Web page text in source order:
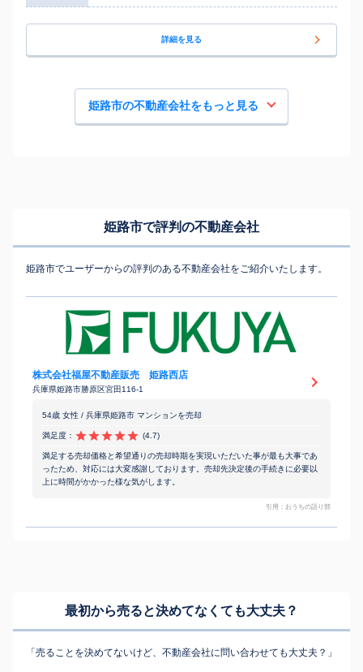
詳細を見る
姫路市の不動産会社をもっと見る
姫路市で評判の不動産会社
姫路市でユーザーからの評判のある不動産会社をご紹介いたします。
株式会社福屋不動産販売 姫路西店
兵庫県姫路市勝原区宮田116-1
54歳 女性 / 兵庫県姫路市 マンションを売却
満足度： (4.7)
満足する売却価格と希望通りの売却時期を実現いただいた事が最も大事であ
ったため、対応には大変感謝しております。売却先決定後の手続きに必要以
上に時間がかかった様な気がします。
引用：おうちの語り部
最初から売ると決めてなくても大丈夫？
「売ることを決めてないけど、不動産会社に問い合わせても大丈夫？」